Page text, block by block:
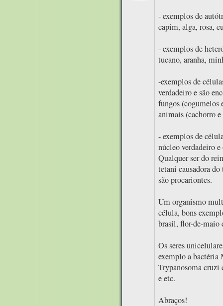
- exemplos de
capim, alga, rosa,
- exemplos de
tucano, aranha,
-exemplos de
verdadeiro e são
fungos (cogumelos
animais (cachorro
- exemplos de
núcleo verdadeiro
Qualquer ser do
tetani causadora
são procariontes.
Um organismo
célula, bons
brasil, flor-de-maio
Os seres
exemplo a bactéria
Trypanosoma cruzi
e etc.
Abraços!